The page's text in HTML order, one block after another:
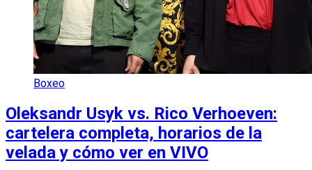
Boxeo
Oleksandr Usyk vs. Rico Verhoeven:
cartelera completa, horarios de la
velada y cómo ver en VIVO